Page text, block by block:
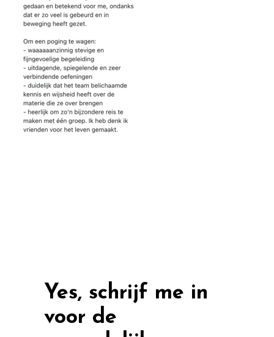
Yes, schrijf me in
voor de